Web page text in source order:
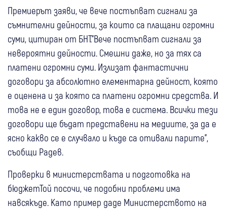
Премиерът заяви, че вече постъпват сигнали за
съмнителни дейности, за които са плащани огромни
суми, цитиран от БНТ."Вече постъпват сигнали за
невероятни дейности. Смешни даже, но за тях са
платени огромни суми. Излизат фантастични
договори за абсолютно елементарна дейност, която
е оценена и за която са платени огромни средства. И
това не е един договор, това е система. Всички тези
договори ще бъдат представени на медиите, за да е
ясно какво се е случвало и къде са отивали парите",
съобщи Радев.
Проверки в министерствата и подготовка на
бюджетТой посочи, че подобни проблеми има
навсякъде. Като пример даде Министерството на